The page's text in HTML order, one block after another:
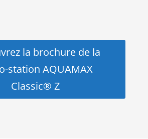
la brochure de la
station AQUAMAX
Classic® Z